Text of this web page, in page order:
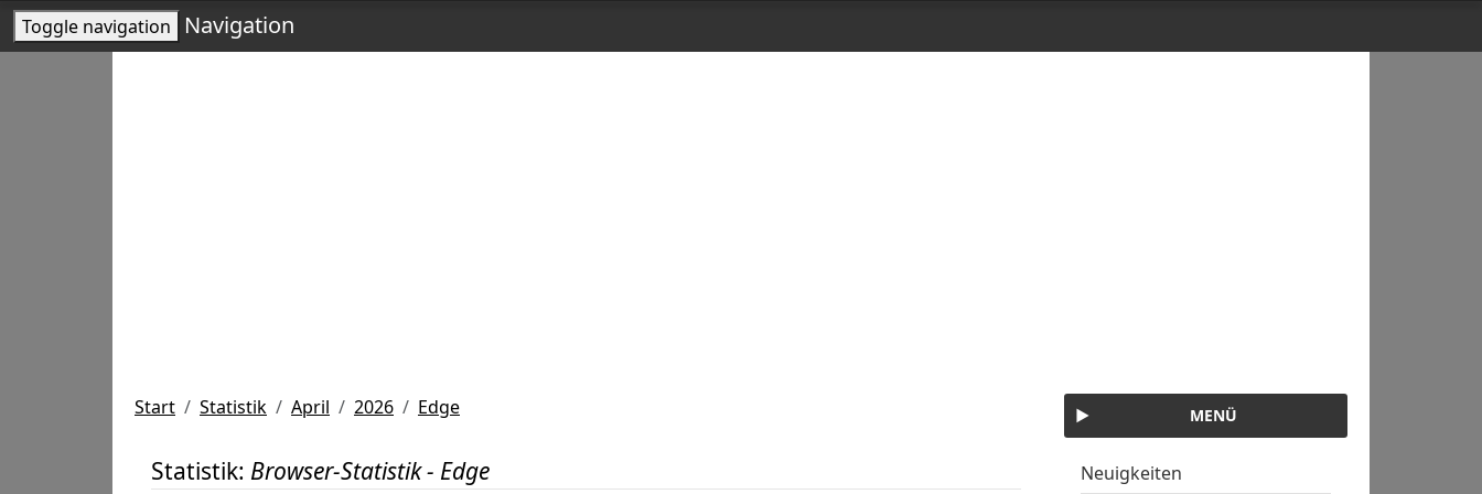
Toggle navigation Navigation
Start Statistik April 2026 Edge
Statistik: Browser-Statistik - Edge
MENÜ
Neuigkeiten